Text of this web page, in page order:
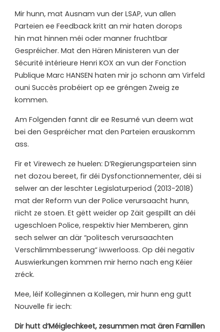
Mir hunn, mat Ausnam vun der LSAP, vun allen
Parteien ee Feedback kritt an mir haten dorops
hin mat hinnen méi oder manner fruchtbar
Gespréicher. Mat den Hären Ministeren vun der
Sécurité intérieure Henri KOX an vun der Fonction
Publique Marc HANSEN haten mir jo schonn am Virfeld
ouni Succès probéiert op ee gréngen Zweig ze
kommen.
Am Folgenden fannt dir ee Resumé vun deem wat
bei den Gespréicher mat den Parteien erauskomm
ass.
Fir et Virewech ze huelen: D’Regierungsparteien sinn
net dozou bereet, fir déi Dysfonctionnementer, déi si
selwer an der leschter Legislaturperiod (2013-2018)
mat der Reform vun der Police verursaacht hunn,
riicht ze stoen. Et gëtt weider op Zäit gespillt an déi
ugeschloen Police, respektiv hier Memberen, ginn
sech selwer an där “politesch verursaachten
Verschlimmbesserung“ iwwerlooss. Op déi negativ
Auswierkungen kommen mir herno nach eng Kéier
zréck.
Mee, léif Kolleginnen a Kollegen, mir hunn eng gutt
Nouvelle fir iech:
Dir hutt d‘Méiglechkeet, zesummen mat ären Famillen